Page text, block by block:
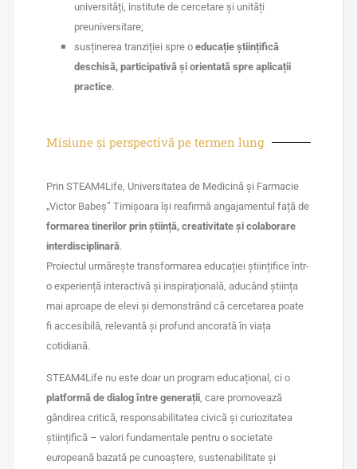
universități, institute de cercetare și unități
preuniversitare;
susținerea tranziției spre o educație științifică
deschisă, participativă și orientată spre aplicații
practice.
Misiune și perspectivă pe termen lung
Prin STEAM4Life, Universitatea de Medicină și Farmacie
„Victor Babeș” Timișoara își reafirmă angajamentul față de
formarea tinerilor prin știință, creativitate și colaborare
interdisciplinară.
Proiectul urmărește transformarea educației științifice într-
o experiență interactivă și inspirațională, aducând știința
mai aproape de elevi și demonstrând că cercetarea poate
fi accesibilă, relevantă și profund ancorată în viața
cotidiană.
STEAM4Life nu este doar un program educațional, ci o
platformă de dialog între generații, care promovează
gândirea critică, responsabilitatea civică și curiozitatea
științifică – valori fundamentale pentru o societate
europeană bazată pe cunoaștere, sustenabilitate și